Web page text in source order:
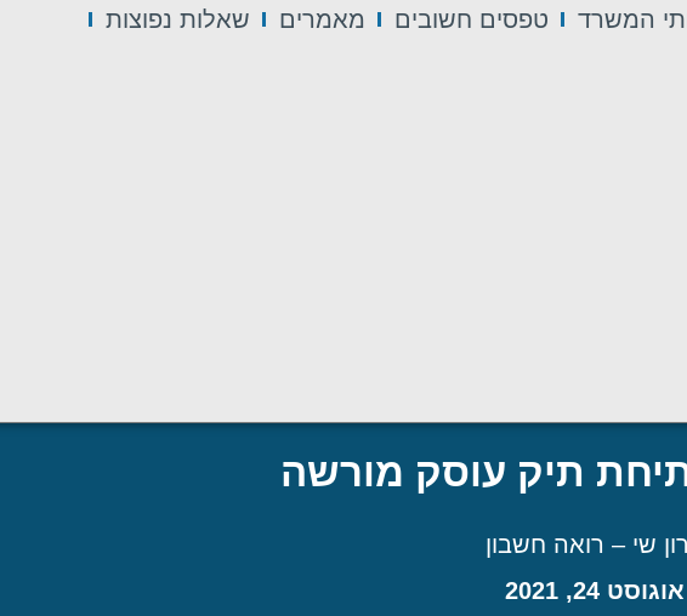
המשרד טפסים חשובים מאמרים
שאלות נפוצות
תיק עוסק מורשה
שי – רואה חשבון
אוגוסט 24, 2021